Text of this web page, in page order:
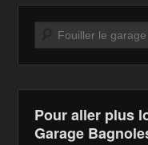
Recherche
Pour aller plus
Garage